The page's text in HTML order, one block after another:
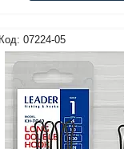
07224-05